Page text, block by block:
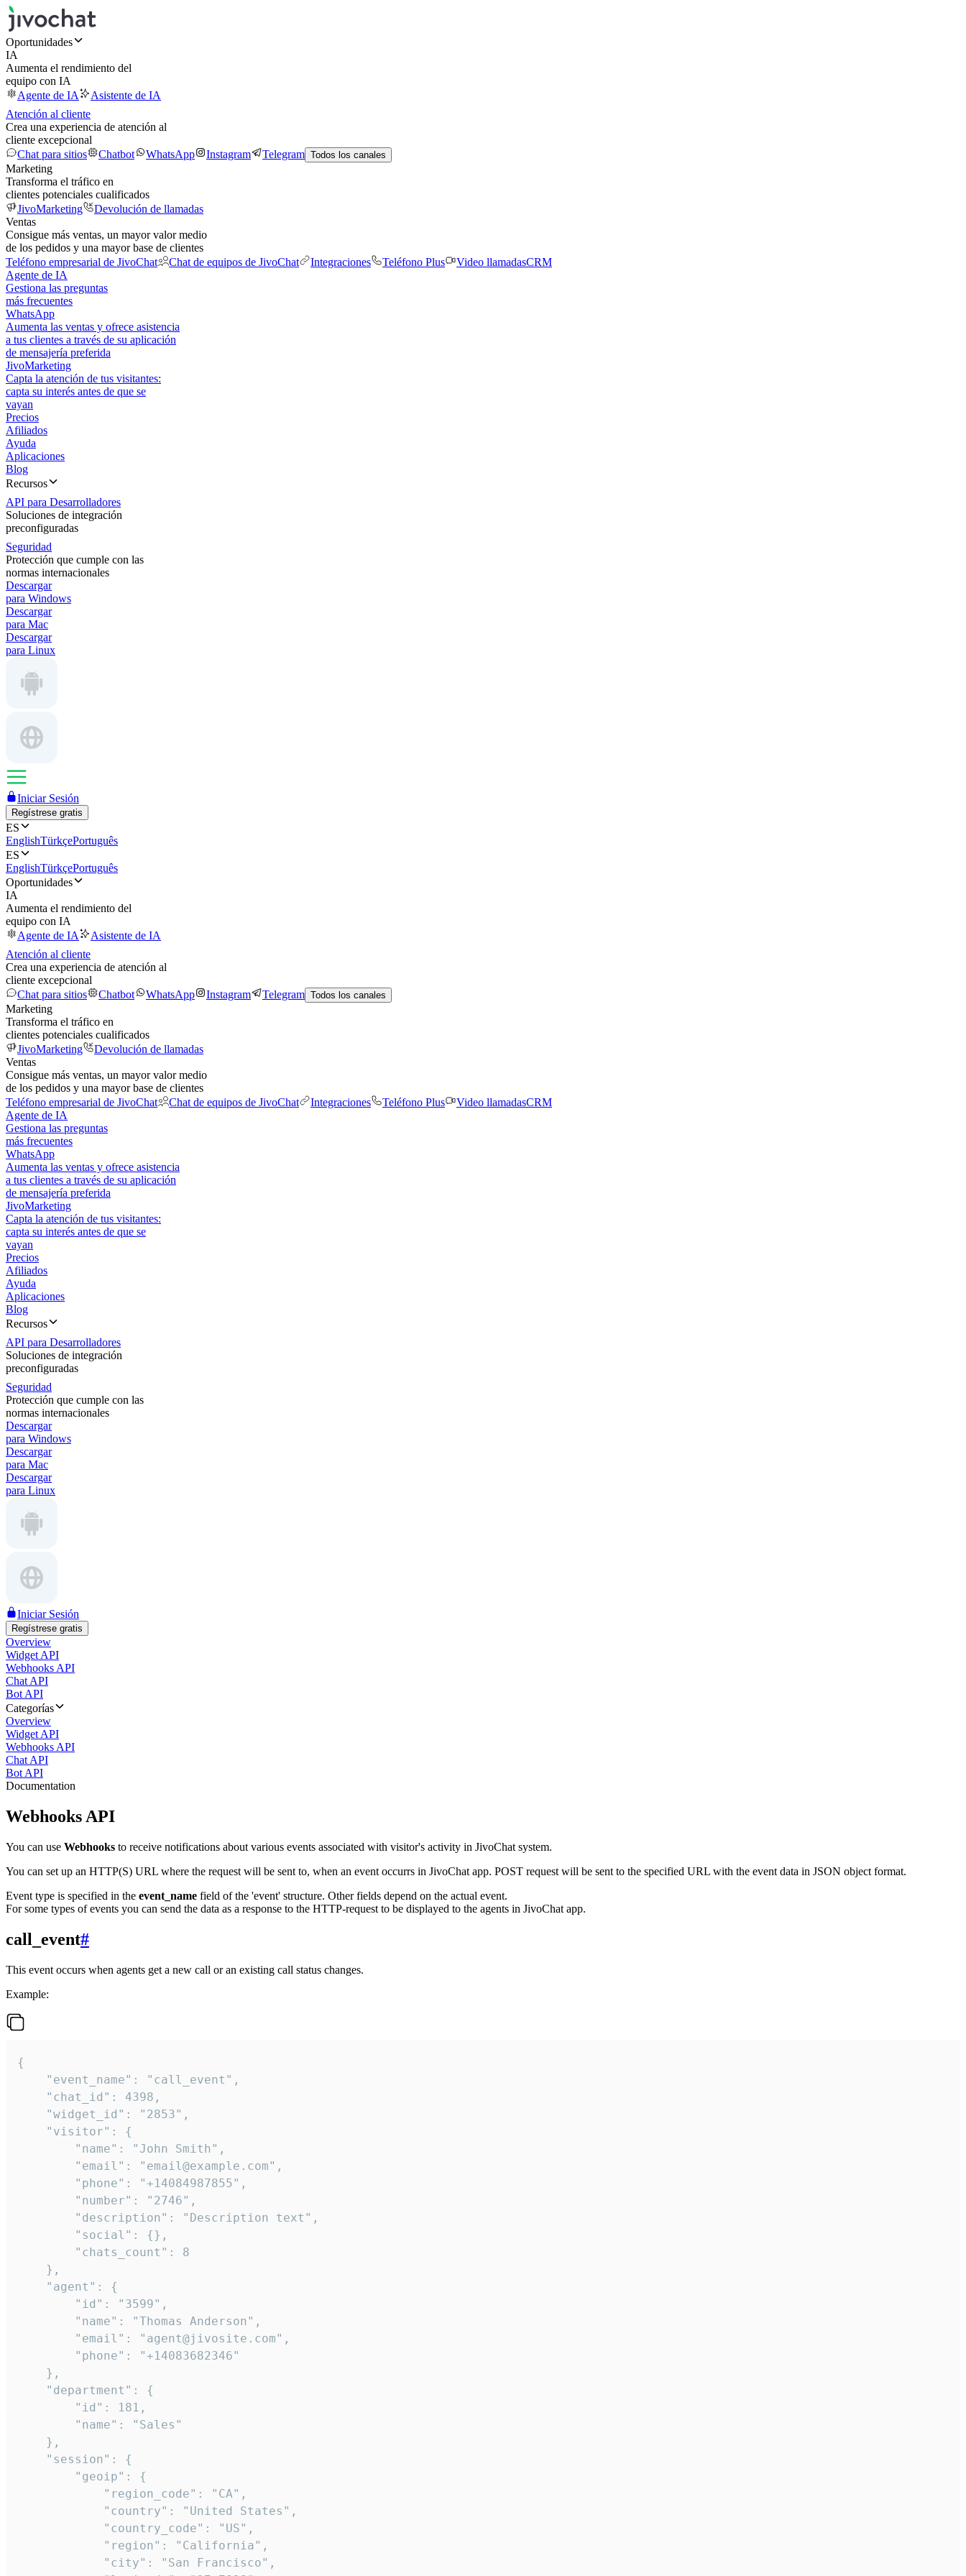
Oportunidades
IA
Aumenta el rendimiento del
equipo con IA
Agente de IA
Asistente de IA
Atención al cliente
Crea una experiencia de atención al
cliente excepcional
Chat para sitios
Chatbot WhatsApp Instagram Telegram Todos los canales
Marketing
Transforma el tráfico en
clientes potenciales cualificados
JivoMarketing
Devolución de llamadas
Ventas
Consigue más ventas, un mayor valor medio
de los pedidos y una mayor base de clientes
Teléfono empresarial de JivoChat
Chat de equipos de JivoChat Integraciones Teléfono Plus Video llamadasCRM
Agente de IA
Gestiona las preguntas
más frecuentes
WhatsApp
Aumenta las ventas y ofrece asistencia
a tus clientes a través de su aplicación
de mensajería preferida
JivoMarketing
Capta la atención de tus visitantes:
capta su interés antes de que se
vayan
Precios
Afiliados
Ayuda
Aplicaciones
Blog
Recursos
API para Desarrolladores
Soluciones de integración
preconfiguradas
Seguridad
Protección que cumple con las
normas internacionales
Descargar
para Windows
Descargar
para Mac
Descargar
para Linux
Iniciar Sesión
Regístrese gratis
ES
EnglishTürkçePortuguês
ES
EnglishTürkçePortuguês
Oportunidades
IA
Aumenta el rendimiento del
equipo con IA
Agente de IA
Asistente de IA
Atención al cliente
Crea una experiencia de atención al
cliente excepcional
Chat para sitios
Chatbot WhatsApp Instagram Telegram Todos los canales
Marketing
Transforma el tráfico en
clientes potenciales cualificados
JivoMarketing
Devolución de llamadas
Ventas
Consigue más ventas, un mayor valor medio
de los pedidos y una mayor base de clientes
Teléfono empresarial de JivoChat
Chat de equipos de JivoChat Integraciones Teléfono Plus Video llamadasCRM
Agente de IA
Gestiona las preguntas
más frecuentes
WhatsApp
Aumenta las ventas y ofrece asistencia
a tus clientes a través de su aplicación
de mensajería preferida
JivoMarketing
Capta la atención de tus visitantes:
capta su interés antes de que se
vayan
Precios
Afiliados
Ayuda
Aplicaciones
Blog
Recursos
API para Desarrolladores
Soluciones de integración
preconfiguradas
Seguridad
Protección que cumple con las
normas internacionales
Descargar
para Windows
Descargar
para Mac
Descargar
para Linux
Iniciar Sesión
Regístrese gratis
Overview
Widget API
Webhooks API
Chat API
Bot API
Categorías
Overview
Widget API
Webhooks API
Chat API
Bot API
Documentation
Webhooks API
You can use Webhooks to receive notifications about various events associated with visitor's activity in JivoChat system.
You can set up an HTTP(S) URL where the request will be sent to, when an event occurrs in JivoChat app. POST request will be sent to the specified URL with the event data in JSON object format.
Event type is specified in the event_name field of the 'event' structure. Other fields depend on the actual event.
For some types of events you can send the data as a response to the HTTP-request to be displayed to the agents in JivoChat app.
call_event#
This event occurs when agents get a new call or an existing call status changes.
Example:
{
    "event_name": "call_event",
    "chat_id": 4398,
    "widget_id": "2853",
    "visitor": {
        "name": "John Smith",
        "email": "email@example.com",
        "phone": "+14084987855",
        "number": "2746",
        "description": "Description text",
        "social": {},
        "chats_count": 8
    },
    "agent": {
        "id": "3599",
        "name": "Thomas Anderson",
        "email": "agent@jivosite.com",
        "phone": "+14083682346"
    },
    "department": {
        "id": 181,
        "name": "Sales"
    },
    "session": {
        "geoip": {
            "region_code": "CA",
            "country": "United States",
            "country_code": "US",
            "region": "California",
            "city": "San Francisco",